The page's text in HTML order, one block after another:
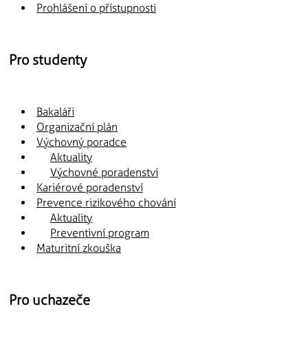
Prohlášení o přístupnosti
Pro studenty
Bakaláři
Organizační plán
Výchovný poradce
Aktuality
Výchovné poradenství
Kariérové poradenství
Prevence rizikového chování
Aktuality
Preventivní program
Maturitní zkouška
Pro uchazeče